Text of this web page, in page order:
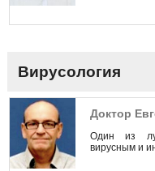
Вирусология
Доктор
Один из
вирусным и